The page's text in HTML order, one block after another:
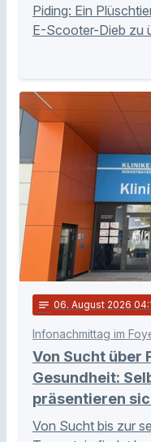
Piding: Ein
E-Scooter-Dieb zu
notes 06. August 2026
Infonachmittag im
Von Sucht über
Gesundheit:
präsentieren
Von Sucht bis zur